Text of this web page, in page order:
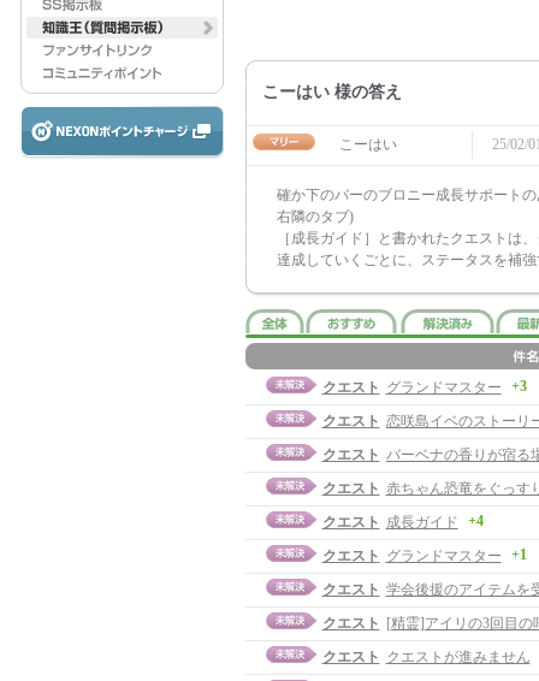
こーはい 様の答え
こーはい 25/02/
確か下のバーのブロニー成長サポート
右隣のタブ)
［成長ガイド］と書かれたクエストは
達成していくごとに、ステータスを補
クエスト グランドマスター +3
クエスト 恋咲島イベのストーリ
クエスト バーベナの香りが宿
クエスト 赤ちゃん恐竜をぐっす
クエスト 成長ガイド +4
クエスト グランドマスター +1
クエスト 学会後援のアイテムを
クエスト
[精霊]アイリの3回目
クエスト クエストが進みません